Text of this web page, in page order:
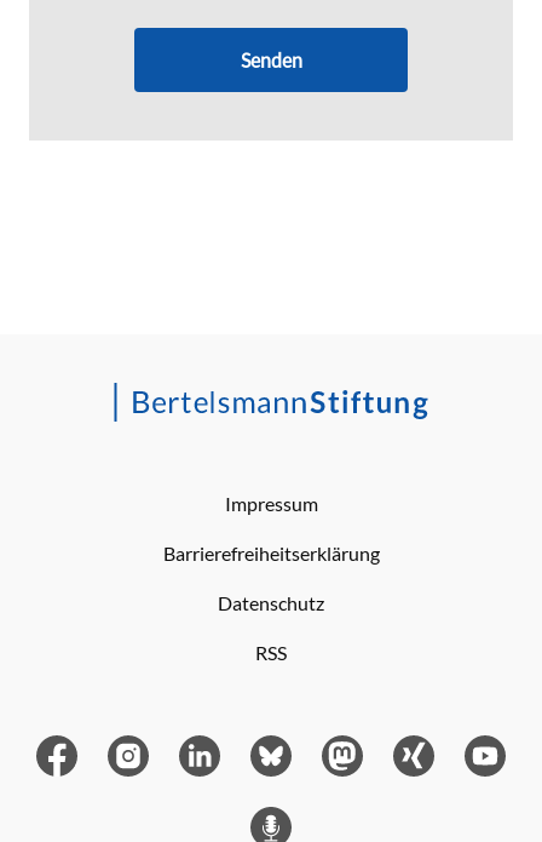
Senden
Impressum
Barrierefreiheitserklärung
Datenschutz
RSS